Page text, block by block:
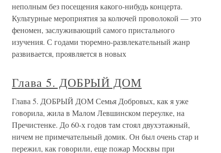
неполным без посещения какого-нибудь концерта.
Культурные мероприятия за колючей проволокой — это
феномен, заслуживающий самого пристального
изучения. С годами тюремно-развлекательный жанр
развивается, проявляется в новых
Глава 5. ДОБРЫЙ ДОМ
Глава 5. ДОБРЫЙ ДОМ Семья Добровых, как я уже
говорила, жила в Малом Левшинском переулке, на
Пречистенке. До 60-х годов там стоял двухэтажный,
ничем не примечательный домик. Он был очень стар и
пережил, как говорили, еще пожар Москвы при